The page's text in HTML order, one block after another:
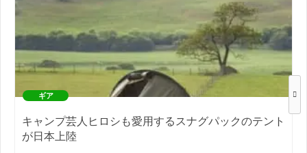
ギア
キャンプ芸人ヒロシも愛用するスナグパックのテント
が日本上陸